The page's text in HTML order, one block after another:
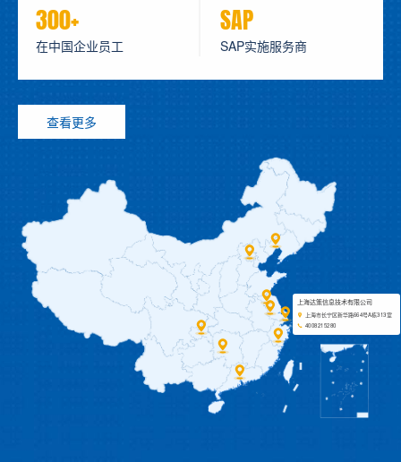
300+
在中国企业员工
SAP
SAP实施服务商
查看更多
上海达策信息技术有限公司
上海市长宁区新华路664号A栋313室
4008215280